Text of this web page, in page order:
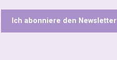
Ich abonniere den Newsletter